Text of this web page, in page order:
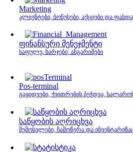
Marketing
კლიენტები, ბონუსები, აქციები და
ფინანსური მენეჯმენტი
საფულე, ხარჯები, ანგარიშები
Pos-terminal
გაყიდვები, ქვითრების ბეჭდვა,
საწყობის აღრიცხვა
შემოსვლები, ჩამოწერა და